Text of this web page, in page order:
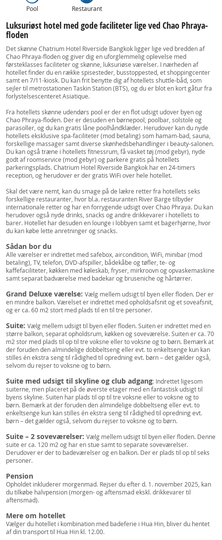
Pool Restaurant
Luksuriøst hotel med gode faciliteter lige ved Chao Phraya-
floden
Det skønne Chatrium Hotel Riverside Bangkok ligger lige ved bredden af ​​
Chao Phraya-floden og giver dig en uforglemmelig oplevelse med
førsteklasses faciliteter og skønne, luksuriøse værelser. I nærheden af
hotellet finder du en række spisesteder, busstoppested, et shoppingcenter
samt en 7/11-kiosk. Du kan frit benytte dig af hotellets shuttle-båd, som
sejler til metrostationen Taskin Station (BTS), og du er blot en kort gåtur fra
forlystelsescenteret Asiatique.
Fra hotellets skønne udendørs pool er der en flot udsigt udover byen og
Chao Phraya-floden. Der er desuden en børnepool, poolbar, solstole og
parasoller, og du kan gratis låne poolhåndklæder. Herudover kan du nyde
hotellets eksklusive spa-faciliteter (mod betaling) som hamam-bad, sauna,
forskellige massager samt diverse skønhedsbehandlinger i beauty-salonen.
Du kan også træne i hotellets fitnessrum, få vasket tøj (mod gebyr), nyde
godt af roomservice (mod gebyr) og parkere gratis på hotellets
parkeringsplads. Chatrium Hotel Riverside Bangkok har en 24-timers
reception, og herudover er der gratis WiFi over hele hotellet.
Skal det være nemt, kan du smage på de lækre retter fra hotellets seks
forskellige restauranter, hvor bl.a. restauranten River Barge tilbyder
internationale retter og har en forrygende udsigt over Chao Phraya. Du kan
herudover også nyde drinks, snacks og andre drikkevarer i hotellets to
barer. Hotellet har desuden en lounge i lobbyen samt et bagerhjørne, hvor
du kan købe lette anretninger og snacks.
Sådan bor du
Alle værelser er indrettet med safebox, aircondition, WiFi, minibar (mod
betaling), TV, telefon, DVD-afspiller, bådekåbe og tøfler, te- og
kaffefaciliteter, køkken med køleskab, fryser, mirkroovn og opvaskemaskine
samt separat badværelse med badekar og bruseniche og hårtørrer.
Grand Deluxe værelse: Vælg mellem udsigt til byen eller floden. Der er
en mindre balkon. Værelset er indrettet med opholdsafsnit og et soveafsnit,
og er ca. 60 m2 stort med plads til en til tre personer.
Suite: Vælg mellem udsigt til byen eller floden. Suiten er indrettet med en
større balkon, separat opholdsrum, køkken og soveværelse. Suiten er ca. 70
m2 stor med plads til op til tre voksne eller to voksne og to børn. Bemærk at
der foruden den almindelige dobbeltseng eller evt. to enkeltsenge kun kan
stilles én ekstra seng til rådighed til opredning evt. børn – det gælder også,
selvom du rejser to voksne og to børn.
Suite med udsigt til skyline og club adgang: Indrettet ligesom
suiterne, men placeret på de øverste etager med en fantastisk udsigt til
byens skyline. Suiten har plads til op til tre voksne eller to voksne og to
børn. Bemærk at der foruden den almindelige dobbeltseng eller evt. to
enkeltsenge kun kan stilles én ekstra seng til rådighed til opredning evt.
børn – det gælder også, selvom du rejser to voksne og to børn.
Suite – 2 soveværelser: Vælg mellem udsigt til byen eller floden. Denne
suite er ca. 120 m2 og har en stue samt to separate soveværelser.
Derudover er der to badeværelser og en balkon. Der er plads til op til seks
personer.
Pension
Opholdet inkluderer morgenmad. Rejser du efter d. 1. november 2025, kan
du tilkøbe halvpension (morgen- og aftensmad ekskl. drikkevarer til
aftensmad).
Mere om hotellet
Vælger du hotellet i kombination med badeferie i Hua Hin, bliver du hentet
af din transport til Hua Hin kl. 12.00.